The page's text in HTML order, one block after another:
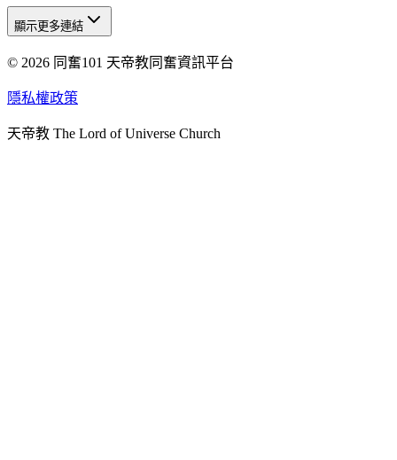
天人研究總院
天人研究學院
天人炁功院
顯示更多連結
© 2026 同奮101 天帝教同奮資訊平台
隱私權政策
天帝教 The Lord of Universe Church